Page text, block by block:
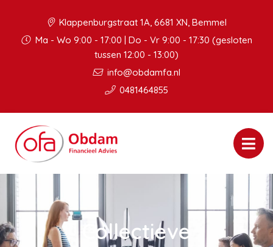
Klappenburgstraat 1A, 6681 XN, Bemmel
Ma - Wo 9:00 - 17:00 | Do - Vr 9:00 - 17:30 (gesloten
tussen 12:00 - 13:00)
info@obdamfa.nl
0481464855
Collectieve